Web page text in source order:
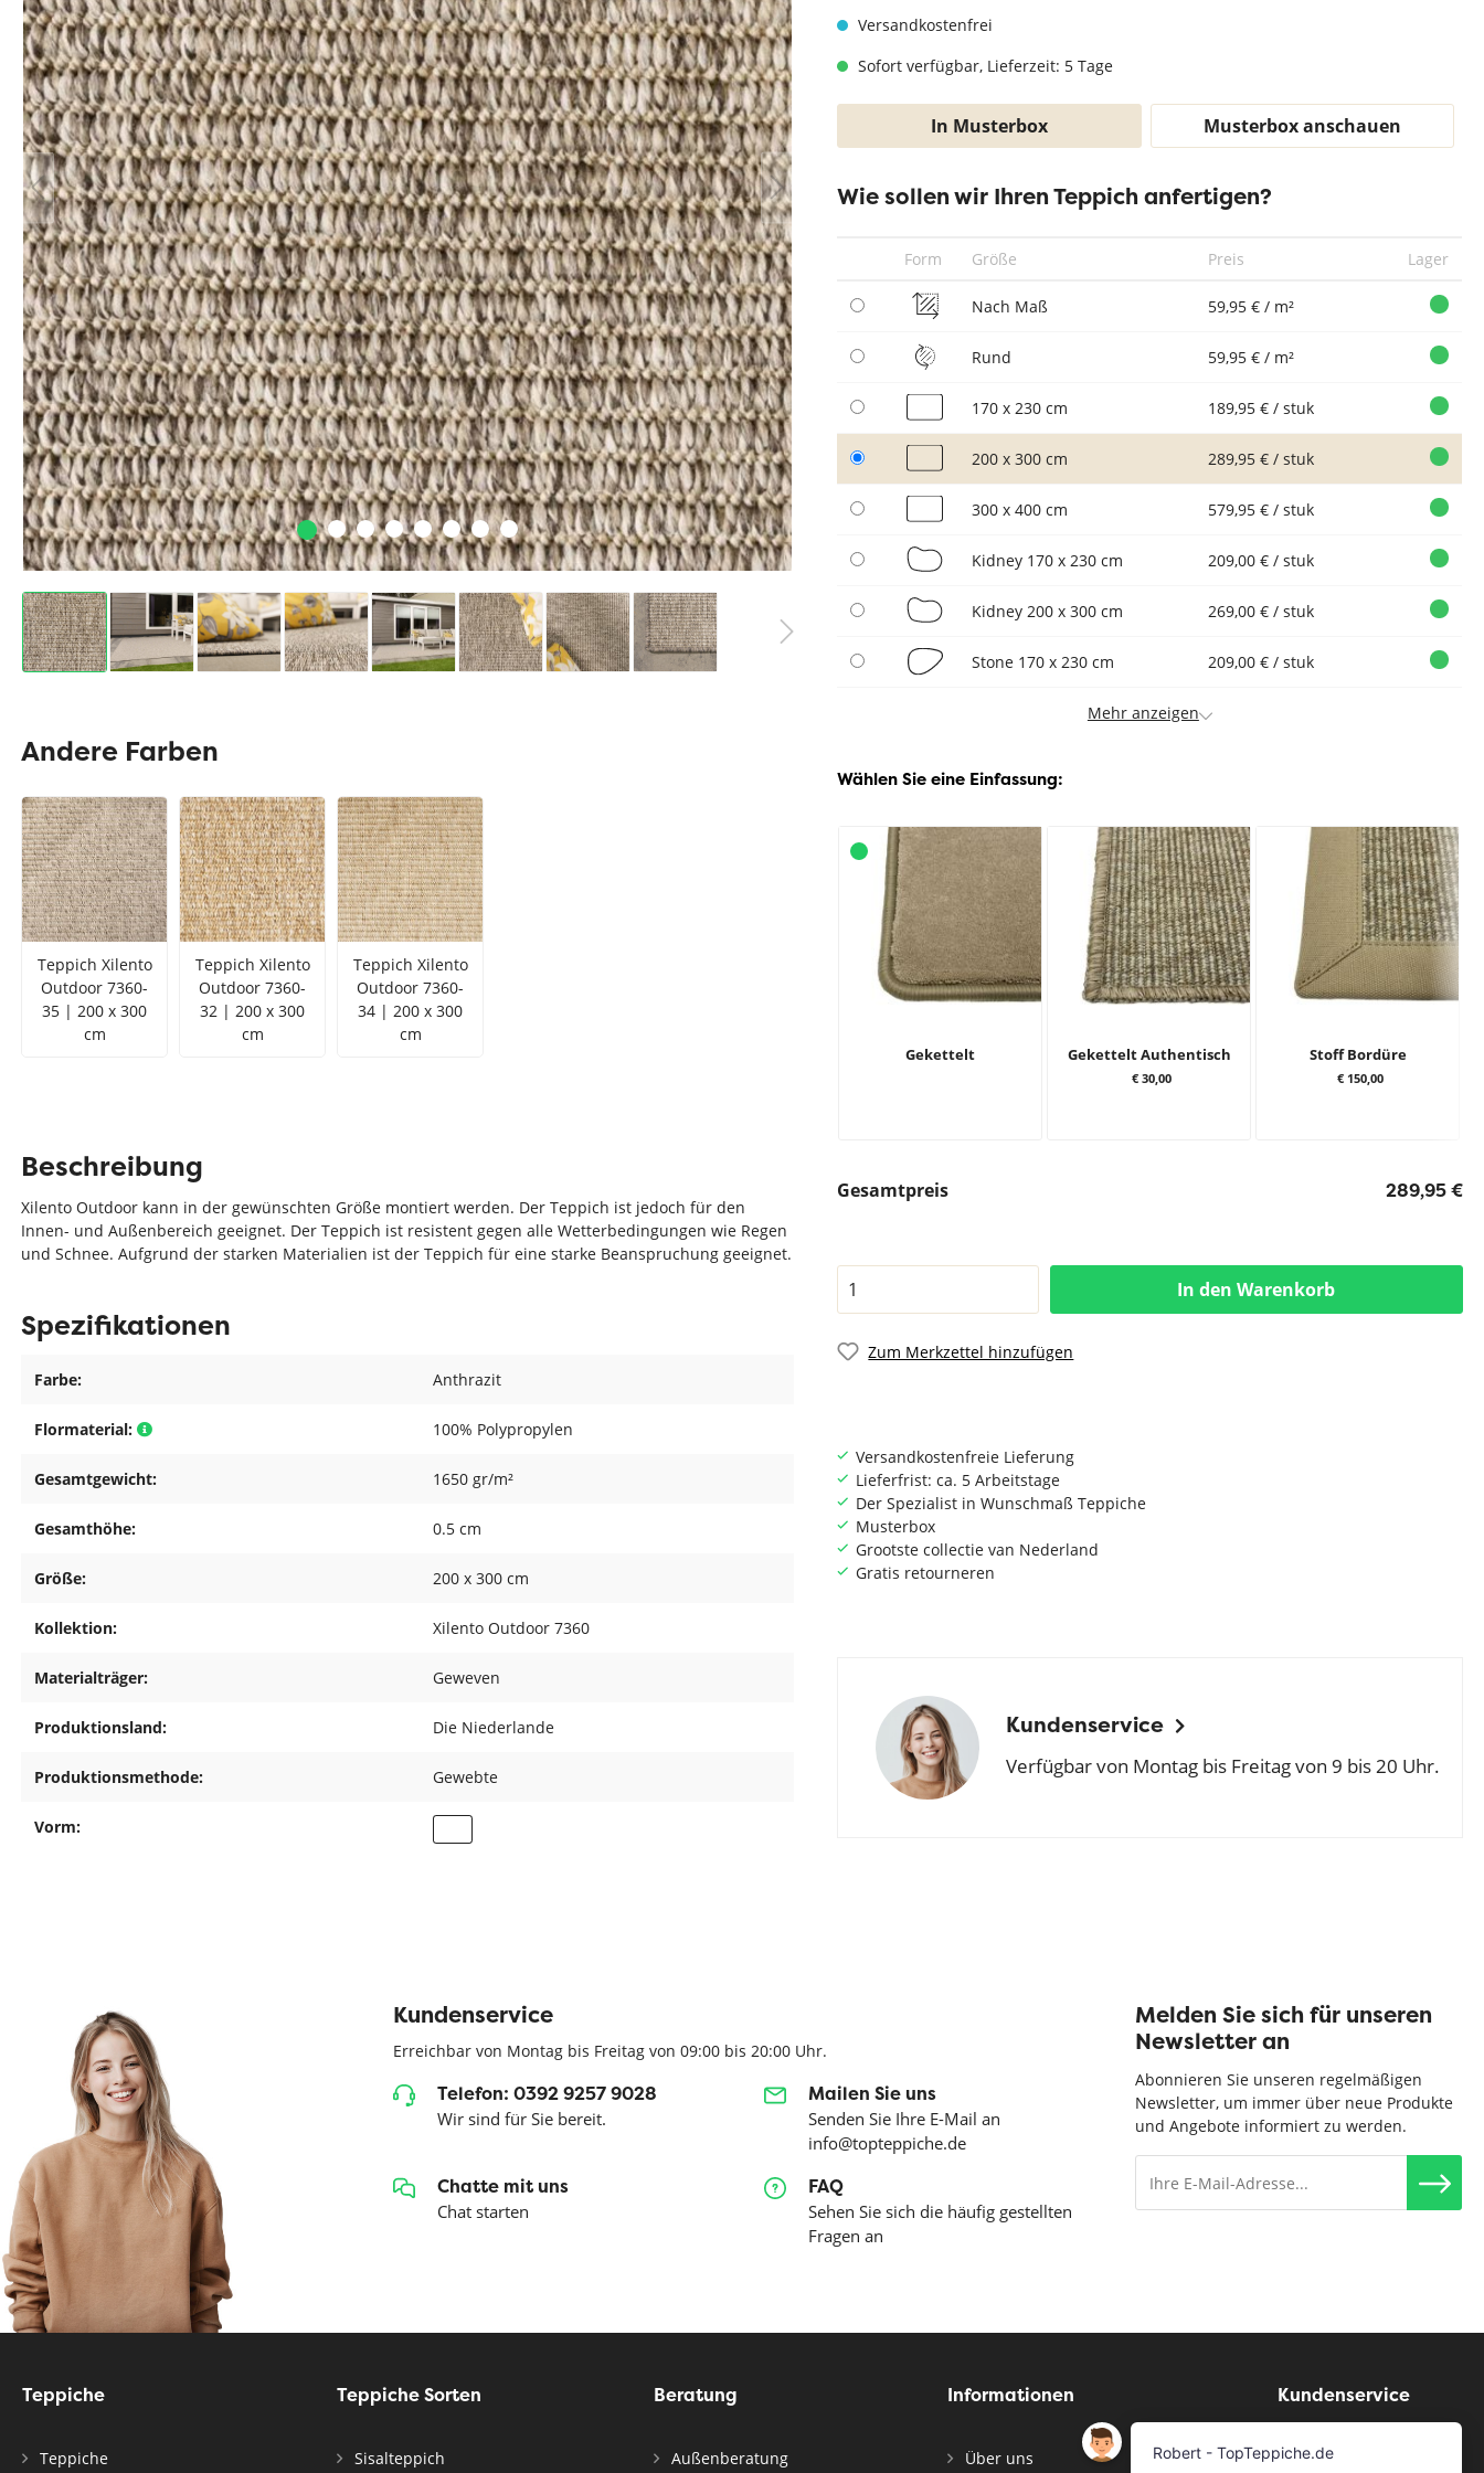
Zur Kategorie Teppich Maße
Teppich Rot Teppich Schwarz Teppich Taupe
Zur Kategorie Teppich Farben
Zur Kategorie Teppich Sorten
Versandkostenfrei
Sofort verfügbar, Lieferzeit: 5 Tage
In Musterbox Musterbox anschauen
Wie sollen wir Ihren Teppich anfertigen?
Form Größe Preis Lager
Nach Maß 59,95 € / m²
Rund 59,95 € / m²
170 x 230 cm 189,95 € / stuk
200 x 300 cm 289,95 € / stuk
300 x 400 cm 579,95 € / stuk
Kidney 170 x 230 cm 209,00 € / stuk
Kidney 200 x 300 cm 269,00 € / stuk
Stone 170 x 230 cm 209,00 € / stuk
Mehr anzeigen
Wählen Sie eine Einfassung:
Gekettelt Gekettelt Authentisch
€ 30,00
Stoff Bordüre
€ 150,00
Gesamtpreis 289,95 €
In den Warenkorb
Zum Merkzettel hinzufügen
Andere Farben
Teppich Xilento
Outdoor 7360-
35 | 200 x 300
cm
Teppich Xilento
Outdoor 7360-
32 | 200 x 300
cm
Teppich Xilento
Outdoor 7360-
34 | 200 x 300
cm
Versandkostenfreie Lieferung
Lieferfrist: ca. 5 Arbeitstage
Der Spezialist in Wunschmaß Teppiche
Musterbox
Grootste collectie van Nederland
Gratis retourneren
Kundenservice
Verfügbar von Montag bis Freitag von 9 bis 20 Uhr.
Beschreibung
Xilento Outdoor kann in der gewünschten Größe montiert werden. Der Teppich ist jedoch für den
Innen- und Außenbereich geeignet. Der Teppich ist resistent gegen alle Wetterbedingungen wie Regen
und Schnee. Aufgrund der starken Materialien ist der Teppich für eine starke Beanspruchung geeignet.
Spezifikationen
Farbe: Anthrazit
Flormaterial: 100% Polypropylen
Gesamtgewicht: 1650 gr/m²
Gesamthöhe: 0.5 cm
Größe: 200 x 300 cm
Kollektion: Xilento Outdoor 7360
Materialträger: Geweven
Produktionsland: Die Niederlande
Produktionsmethode: Gewebte
Vorm:
Kundenservice
Erreichbar von Montag bis Freitag von 09:00 bis 20:00 Uhr.
Telefon: 0392 9257 9028
Wir sind für Sie bereit.
Mailen Sie uns
Senden Sie Ihre E-Mail an
info@topteppiche.de
Chatte mit uns
Chat starten
FAQ
Sehen Sie sich die häufig gestellten
Fragen an
Melden Sie sich für unseren
Newsletter an
Abonnieren Sie unseren regelmäßigen
Newsletter, um immer über neue Produkte
und Angebote informiert zu werden.
Teppiche
Teppiche
Teppiche Sorten
Sisalteppich
Beratung
Außenberatung
Informationen
Über uns
Kundenservice
Musterservice